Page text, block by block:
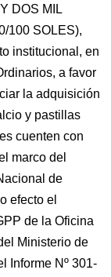
DOS MIL
100 SOLES),
institucional, en
a favor
la adquisición
y pastillas
cuenten con
marco del
de
efecto el
de la Oficina
Ministerio de
Informe Nº 301-